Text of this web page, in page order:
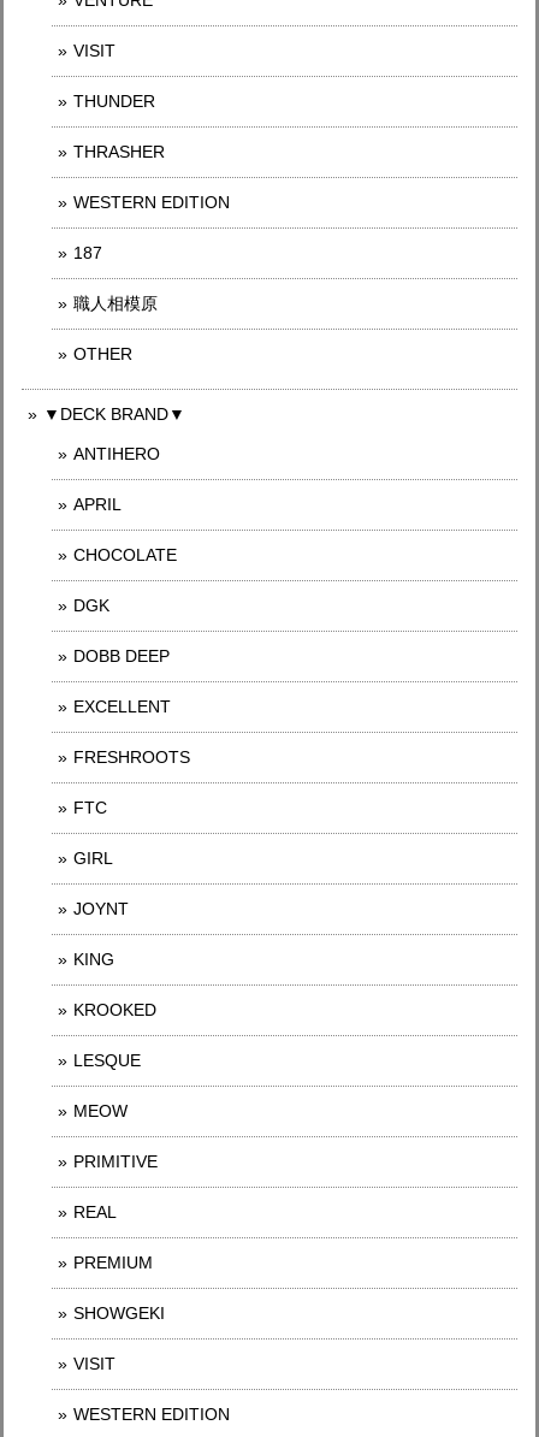
VISIT
THUNDER
THRASHER
WESTERN EDITION
187
職人相模原
OTHER
▼DECK BRAND▼
ANTIHERO
APRIL
CHOCOLATE
DGK
DOBB DEEP
EXCELLENT
FRESHROOTS
FTC
GIRL
JOYNT
KING
KROOKED
LESQUE
MEOW
PRIMITIVE
REAL
PREMIUM
SHOWGEKI
VISIT
WESTERN EDITION